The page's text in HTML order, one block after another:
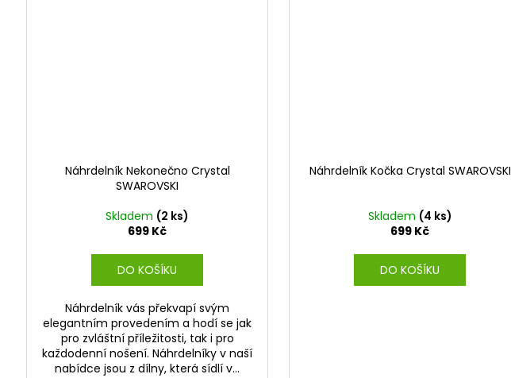
Náhrdelník Nekonečno Crystal
SWAROVSKI
Skladem (2 ks)
699 Kč
DO KOŠÍKU
Náhrdelník vás překvapí svým
elegantním provedením a hodí se jak
pro zvláštní příležitosti, tak i pro
každodenní nošení. Náhrdelníky v naší
nabídce jsou z dílny, která sídlí v...
Náhrdelník Kočka Crystal SWAROVSKI
Skladem (4 ks)
699 Kč
DO KOŠÍKU